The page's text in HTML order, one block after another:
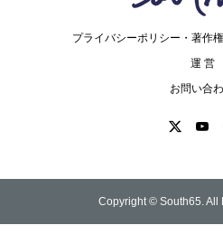
プライバシーポリシー・著作
運 営
お問い合
Copyright © South65. All